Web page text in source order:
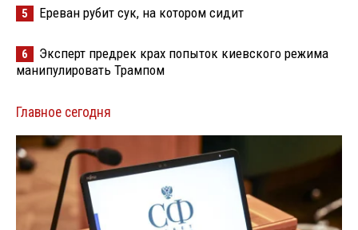
5 Ереван рубит сук, на котором сидит
6
Эксперт предрек крах попыток киевского режима
манипулировать Трампом
Главное сегодня